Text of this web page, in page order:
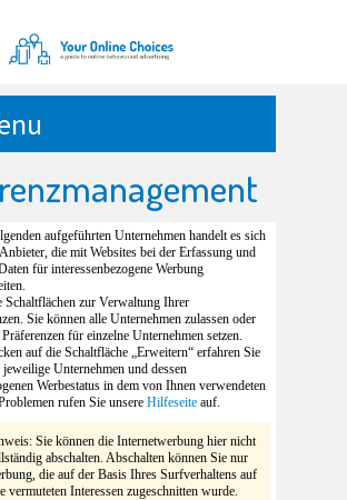
aufgeführten Unternehmen handelt es sich
die mit Websites bei der Erfassung und
für interessenbezogene Werbung
Schaltflächen zur Verwaltung Ihrer
Sie können alle Unternehmen zulassen oder
für einzelne Unternehmen setzen.
auf die Schaltfläche „Erweitern“ erfahren Sie
jeweilige Unternehmen und dessen
Werbestatus in dem von Ihnen verwendeten
rufen Sie unsere Hilfeseite auf.
Sie können die Internetwerbung hier nicht
abschalten. Abschalten können Sie nur
die auf der Basis Ihres Surfverhaltens auf
vermuteten Interessen zugeschnitten wurde.